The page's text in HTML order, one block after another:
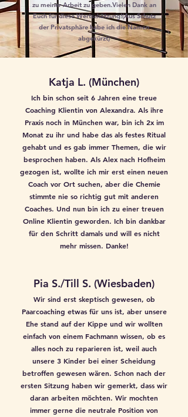
zu meiner Arbeit zu geben.Vielen Dank an
Euch für diese Wertschätzung!(Aus Schutz
der Privatsphäre habe ich die Namen
abgekürzt)
Katja L. (München)
Ich bin schon seit 6 Jahren eine treue
Coaching Klientin von Alexandra. Als ihre
Praxis noch in München war, bin ich 2x im
Monat zu ihr und habe das als festes Ritual
gehabt und es gab immer Themen, die wir
besprochen haben. Als Alex nach Hofheim
gezogen ist, wollte ich mir erst einen neuen
Coach vor Ort suchen, aber die Chemie
stimmte nie so richtig gut mit anderen
Coaches. Und nun bin ich zu einer treuen
Online Klientin geworden. Ich bin dankbar
für den Schritt damals und will es nicht
mehr missen. Danke!
Pia S./Till S. (Wiesbaden)
Wir sind erst skeptisch gewesen, ob
Paarcoaching etwas für uns ist, aber unsere
Ehe stand auf der Kippe und wir wollten
einfach von einem Fachmann wissen, ob es
alles noch zu reparieren ist, weil auch
unsere 3 Kinder bei einer Scheidung
betroffen gewesen wären. Schon nach der
ersten Sitzung haben wir gemerkt, dass wir
daran arbeiten möchten. Wir mochten
immer gerne die neutrale Position von